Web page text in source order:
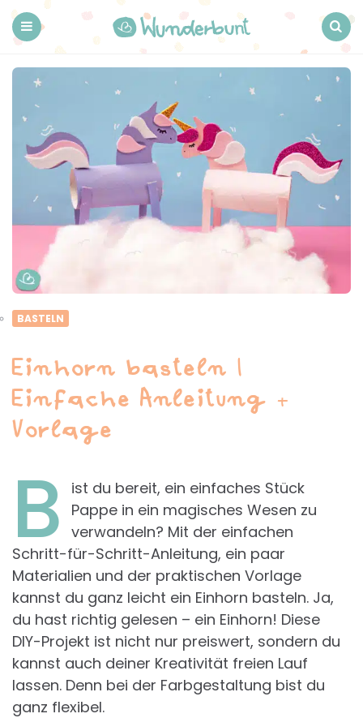
BASTELN
Einhorn basteln |
Einfache Anleitung +
Vorlage
B
ist du bereit, ein einfaches Stück
Pappe in ein magisches Wesen zu
verwandeln? Mit der einfachen
Schritt-für-Schritt-Anleitung, ein paar
Materialien und der praktischen Vorlage
kannst du ganz leicht ein Einhorn basteln. Ja,
du hast richtig gelesen – ein Einhorn! Diese
DIY-Projekt ist nicht nur preiswert, sondern du
kannst auch deiner Kreativität freien Lauf
lassen. Denn bei der Farbgestaltung bist du
ganz flexibel.